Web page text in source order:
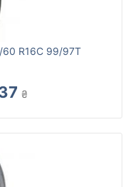
60 R16C 99/97T
₴